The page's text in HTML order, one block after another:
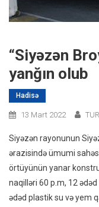
“Siyəzən
yanğın olub
Hadisə
13 Mart 2022
Siyəzən rayonunun
ərazisində ümumi
örtüyünün yanar
naqilləri 60 p.m, 12
ədəd plastik su və yem